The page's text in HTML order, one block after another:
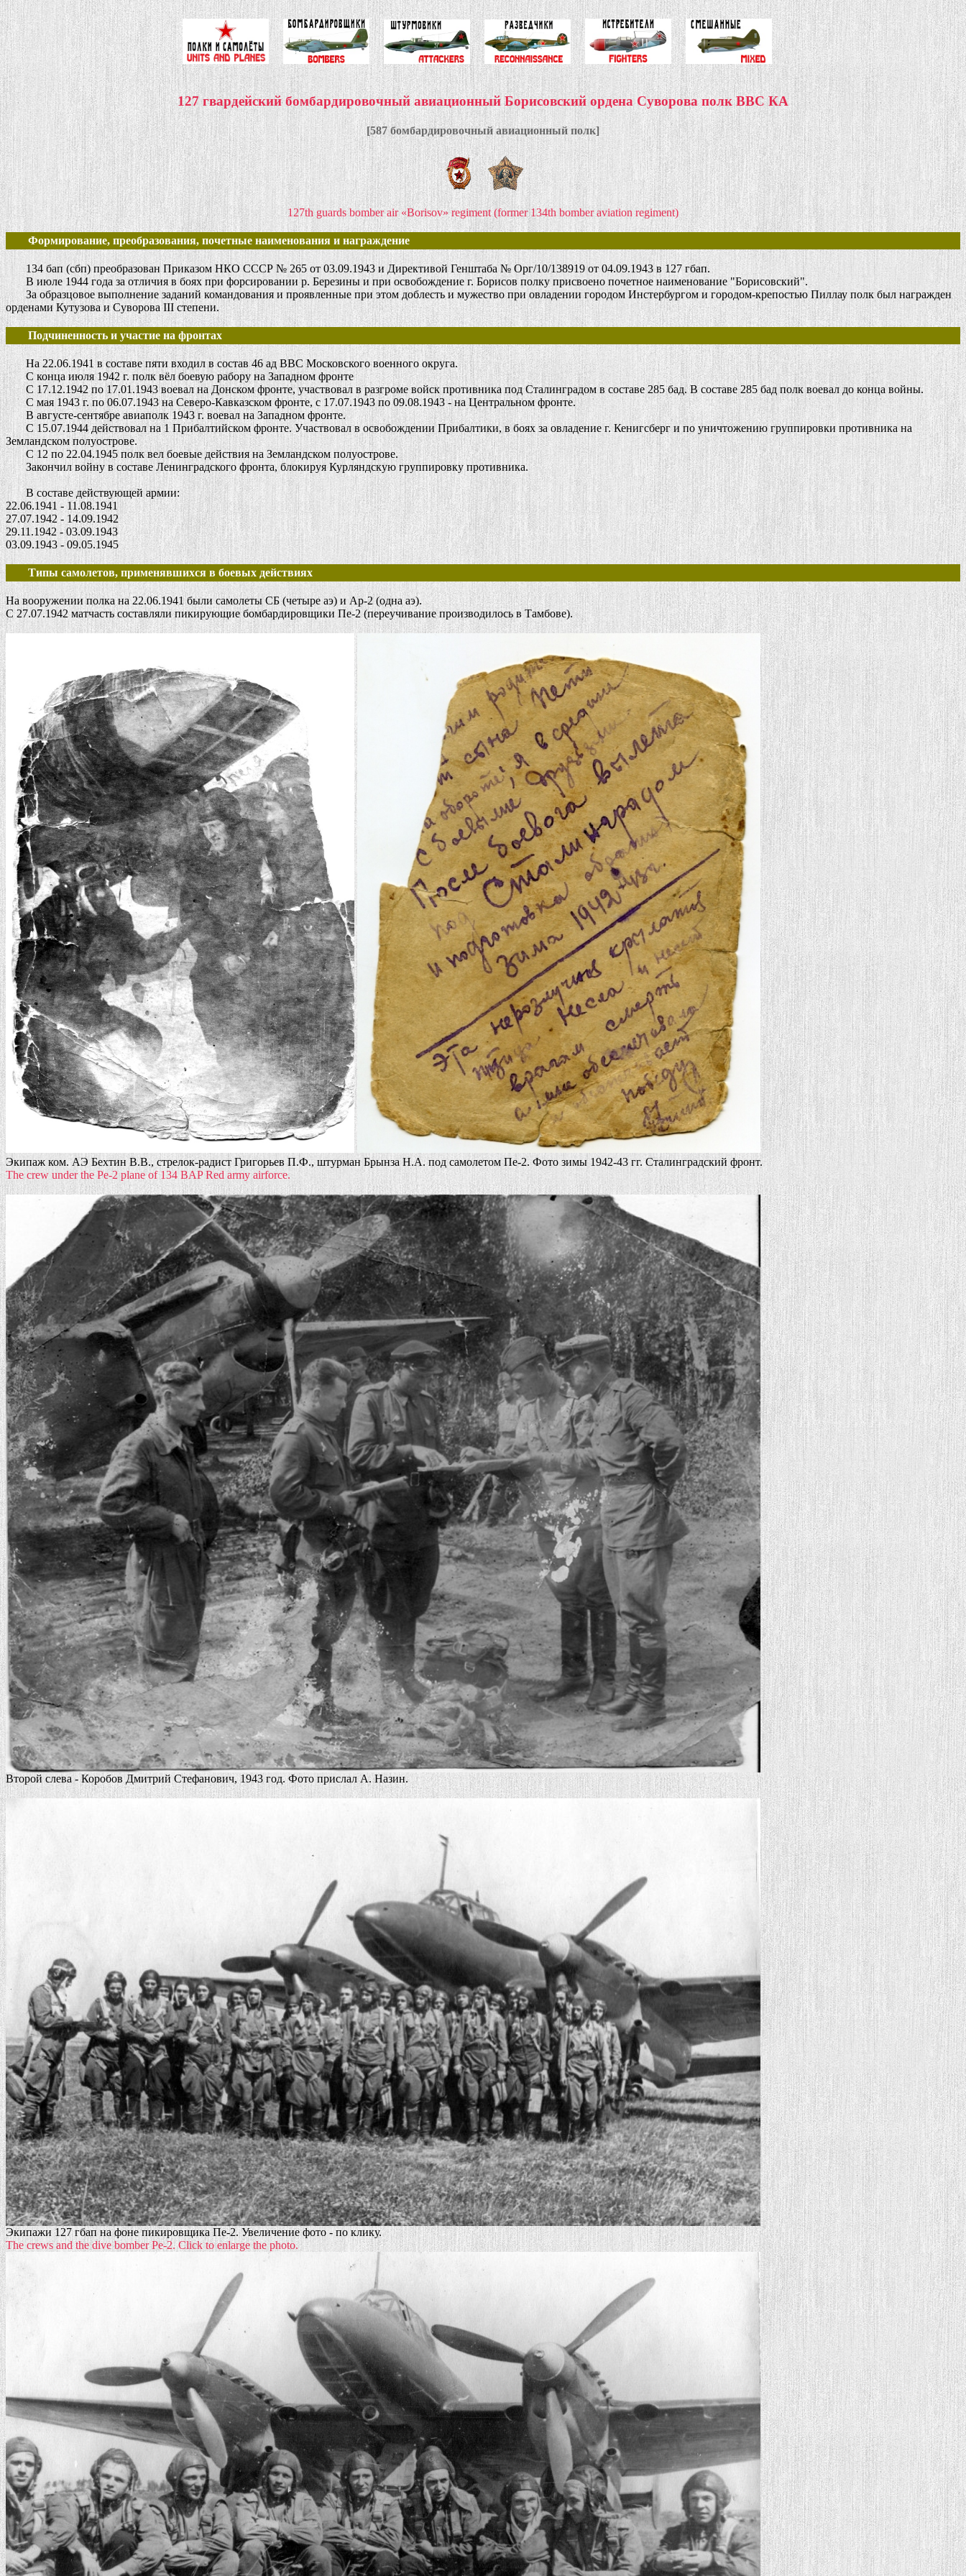
127 гвардейский бомбардировочный авиационный Борисовский ордена Суворова полк ВВС КА
[587 бомбардировочный авиационный полк]
127th guards bomber air «Borisov» regiment (former 134th bomber aviation regiment)
Формирование, преобразования, почетные наименования и награждение
134 бап (сбп) преобразован Приказом НКО СССР № 265 от 03.09.1943 и Директивой Генштаба № Орг/10/138919 от 04.09.1943 в 127 гбап.
В июле 1944 года за отличия в боях при форсировании р. Березины и при освобождение г. Борисов полку присвоено почетное наименование "Борисовский".
За образцовое выполнение заданий командования и проявленные при этом доблесть и мужество при овладении городом Инстербургом и городом-крепостью Пиллау полк был награжден
орденами Кутузова и Суворова III степени.
Подчиненность и участие на фронтах
На 22.06.1941 в составе пяти входил в состав 46 ад ВВС Московского военного округа.
С конца июля 1942 г. полк вёл боевую рабору на Западном фронте
С 17.12.1942 по 17.01.1943 воевал на Донском фронте, участвовал в разгроме войск противника под Сталинградом в составе 285 бад. В составе 285 бад полк воевал до конца войны.
С мая 1943 г. по 06.07.1943 на Северо-Кавказском фронте, с 17.07.1943 по 09.08.1943 - на Центральном фронте.
В августе-сентябре авиаполк 1943 г. воевал на Западном фронте.
С 15.07.1944 действовал на 1 Прибалтийском фронте. Участвовал в освобождении Прибалтики, в боях за овладение г. Кенигсберг и по уничтожению группировки противника на
Земландском полуострове.
С 12 по 22.04.1945 полк вел боевые действия на Земландском полуострове.
Закончил войну в составе Ленинградского фронта, блокируя Курляндскую группировку противника.
В составе действующей армии:
22.06.1941 - 11.08.1941
27.07.1942 - 14.09.1942
29.11.1942 - 03.09.1943
03.09.1943 - 09.05.1945
Типы самолетов, применявшихся в боевых действиях
На вооружении полка на 22.06.1941 были самолеты СБ (четыре аэ) и Ар-2 (одна аэ).
С 27.07.1942 матчасть составляли пикирующие бомбардировщики Пе-2 (переучивание производилось в Тамбове).
Экипаж ком. АЭ Бехтин В.В., стрелок-радист Григорьев П.Ф., штурман Брынза Н.А. под самолетом Пе-2. Фото зимы 1942-43 гг. Сталинградский фронт.
The crew under the Pe-2 plane of 134 BAP Red army airforce.
Второй слева - Коробов Дмитрий Стефанович, 1943 год. Фото прислал А. Назин.
Экипажи 127 гбап на фоне пикировщика Пе-2. Увеличение фото - по клику.
The crews and the dive bomber Pe-2. Click to enlarge the photo.